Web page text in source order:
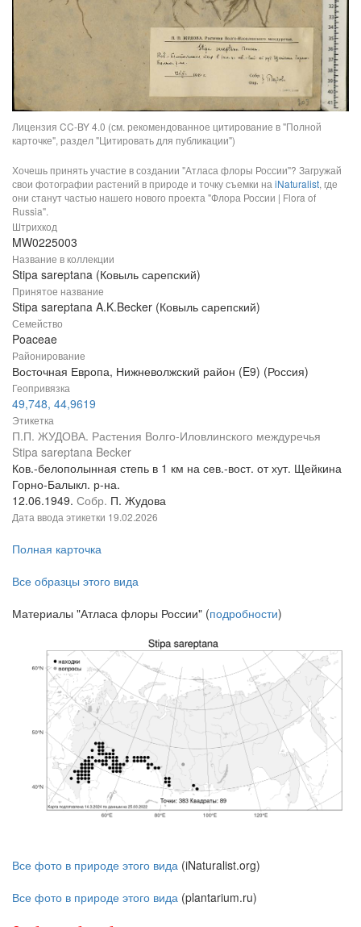
Лицензия CC-BY 4.0 (см. рекомендованное цитирование в "Полной
карточке", раздел "Цитировать для публикации")
Хочешь принять участие в создании "Атласа флоры России"? Загружай
свои фотографии растений в природе и точку съемки на iNaturalist, где
они станут частью нашего нового проекта "Флора России | Flora of
Russia".
Штрихкод
MW0225003
Название в коллекции
Stipa sareptana (Ковыль сарепский)
Принятое название
Stipa sareptana A.K.Becker (Ковыль сарепский)
Семейство
Poaceae
Районирование
Восточная Европа, Нижневолжский район (E9) (Россия)
Геопривязка
49,748, 44,9619
Этикетка
П.П. ЖУДОВА. Растения Волго-Иловлинского междуречья
Stipa sareptana Becker
Ков.-белополынная степь в 1 км на сев.-вост. от хут. Щейкина
Горно-Балыкл. р-на.
12.06.1949. Собр. П. Жудова
Дата ввода этикетки 19.02.2026
Полная карточка
Все образцы этого вида
Материалы "Атласа флоры России" (подробности)
Все фото в природе этого вида (iNaturalist.org)
Все фото в природе этого вида (plantarium.ru)